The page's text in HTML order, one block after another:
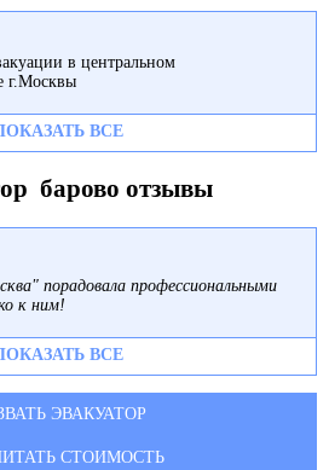
в центральном
г.Москвы
ВСЕ
барово отзывы
порадовала профессиональными
к ним!
ВСЕ
ЭВАКУАТОР
СТОИМОСТЬ